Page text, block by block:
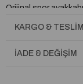
Orijinal spor ayakkabı
A plus kalite
Tam Kalıptır.
KARGO &
İADE & DEĞIŞIM